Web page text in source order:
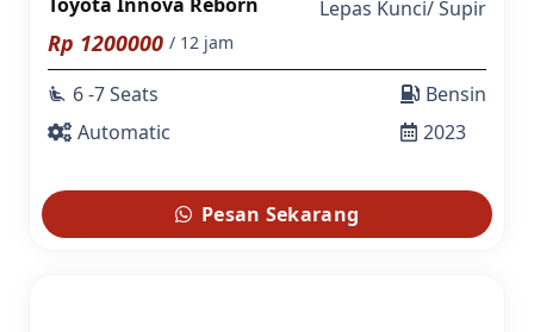
Lepas Kunci/Supir
Rp 1200000 / 12 jam
airline_seat_recline_extra 6 -7 Seats
Automatic
Bensin
2023
Pesan Sekarang